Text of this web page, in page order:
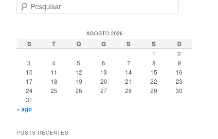
e
u
i
AGOSTO 2026
S T Q Q S S D
1
2
3
4 5 6 7 8
9
10
11 12 13 14 15
16
17
18 19 20 21 22
23
24
25 26 27 28 29
30
31
« ago
POSTS RECENTES